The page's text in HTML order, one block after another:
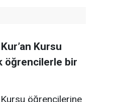
Kursu
öğrencilerle bir
öğrencilerine